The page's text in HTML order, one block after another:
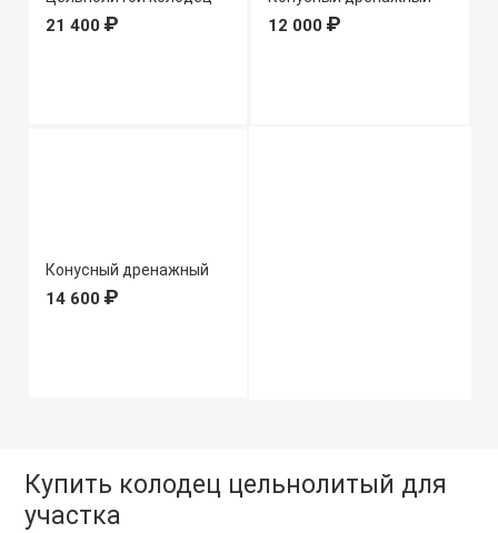
2.0 м
21 400 ₽
колодец 1.5м
12 000 ₽
Конусный дренажный
колодец 2м
14 600 ₽
Купить колодец цельнолитый для
участка